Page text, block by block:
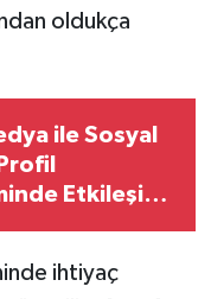
oldukça
ile Sosyal
Etkileşim
ihtiyaç